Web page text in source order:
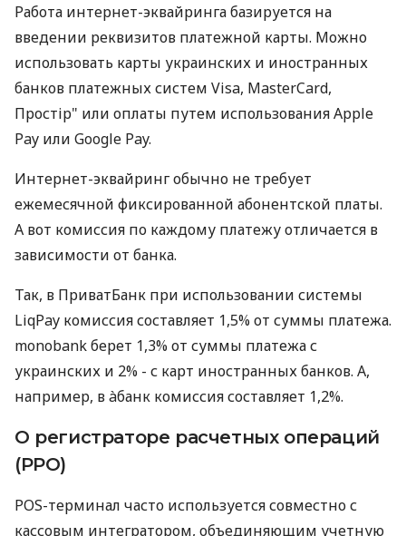
Работа интернет-эквайринга базируется на
введении реквизитов платежной карты. Можно
использовать карты украинских и иностранных
банков платежных систем Visa, MasterCard,
Простір" или оплаты путем использования Apple
Pay или Google Pay.
Интернет-эквайринг обычно не требует
ежемесячной фиксированной абонентской платы.
А вот комиссия по каждому платежу отличается в
зависимости от банка.
Так, в ПриватБанк при использовании системы
LiqPay комиссия составляет 1,5% от суммы платежа.
monobank берет 1,3% от суммы платежа с
украинских и 2% - с карт иностранных банков. А,
например, в àбанк комиссия составляет 1,2%.
О регистраторе расчетных операций
(РРО)
POS-терминал часто используется совместно с
кассовым интегратором, объединяющим учетную